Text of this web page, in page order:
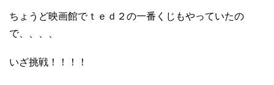
ちょうど映画館でｔｅｄ２の一番くじもやっていたの
で、、、、
いざ挑戦！！！！